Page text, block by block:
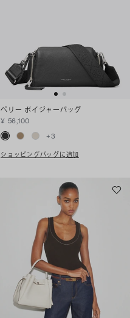
ペリー ボイジャーバッグ
¥ 56,100
+3
ショッピングバッグに追加